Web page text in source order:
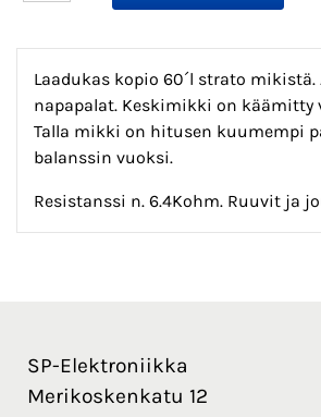
Laadukas kopio 60´l strato mikistä.
napapalat. Keskimikki on käämitty
Talla mikki on hitusen kuumempi
balanssin vuoksi.
Resistanssi n. 6.4Kohm. Ruuvit ja
SP-Elektroniikka
Merikoskenkatu 12